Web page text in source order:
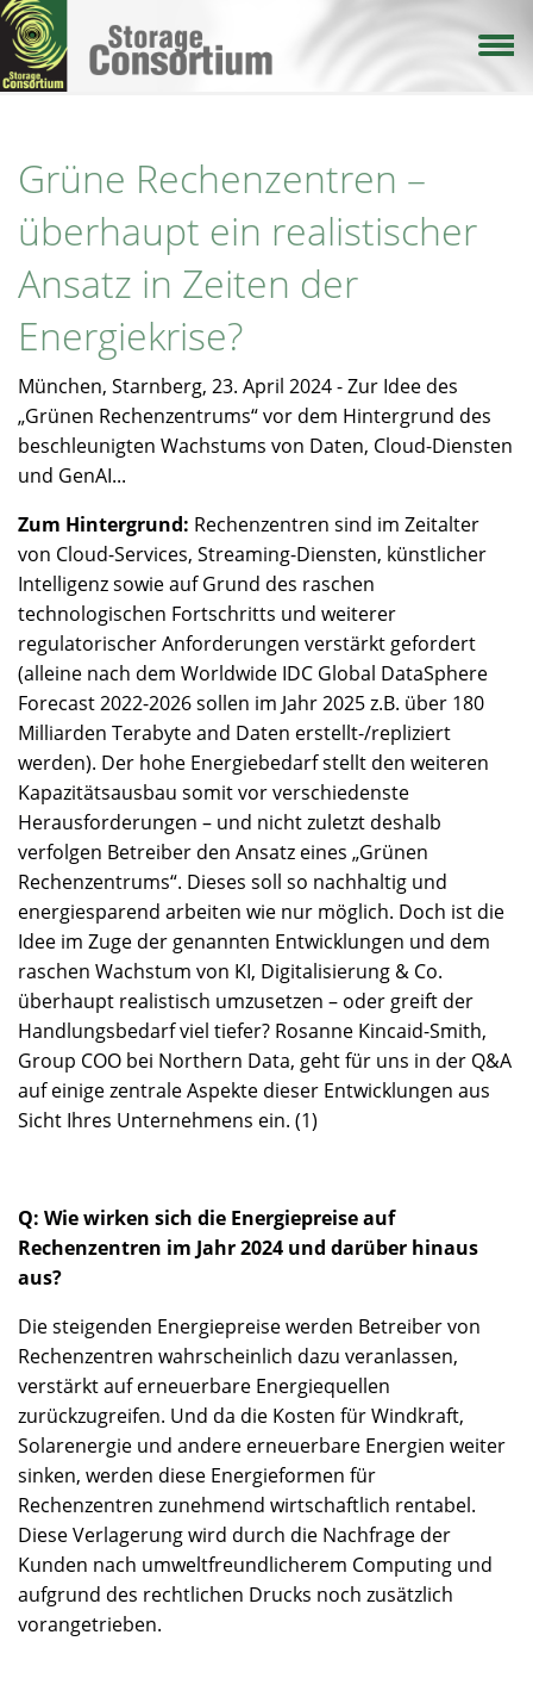
Direkt
zum
Inhalt
Grüne Rechenzentren –
überhaupt ein realistischer
Ansatz in Zeiten der
Energiekrise?
München, Starnberg, 23. April 2024 - Zur Idee des
„Grünen Rechenzentrums“ vor dem Hintergrund des
beschleunigten Wachstums von Daten, Cloud-Diensten
und GenAI...
Zum Hintergrund: Rechenzentren sind im Zeitalter
von Cloud-Services, Streaming-Diensten, künstlicher
Intelligenz sowie auf Grund des raschen
technologischen Fortschritts und weiterer
regulatorischer Anforderungen verstärkt gefordert
(alleine nach dem Worldwide IDC Global DataSphere
Forecast 2022-2026 sollen im Jahr 2025 z.B. über 180
Milliarden Terabyte and Daten erstellt-/repliziert
werden). Der hohe Energiebedarf stellt den weiteren
Kapazitätsausbau somit vor verschiedenste
Herausforderungen – und nicht zuletzt deshalb
verfolgen Betreiber den Ansatz eines „Grünen
Rechenzentrums“. Dieses soll so nachhaltig und
energiesparend arbeiten wie nur möglich. Doch ist die
Idee im Zuge der genannten Entwicklungen und dem
raschen Wachstum von KI, Digitalisierung & Co.
überhaupt realistisch umzusetzen – oder greift der
Handlungsbedarf viel tiefer? Rosanne Kincaid-Smith,
Group COO bei Northern Data, geht für uns in der Q&A
auf einige zentrale Aspekte dieser Entwicklungen aus
Sicht Ihres Unternehmens ein. (1)
Q: Wie wirken sich die Energiepreise auf
Rechenzentren im Jahr 2024 und darüber hinaus
aus?
Die steigenden Energiepreise werden Betreiber von
Rechenzentren wahrscheinlich dazu veranlassen,
verstärkt auf erneuerbare Energiequellen
zurückzugreifen. Und da die Kosten für Windkraft,
Solarenergie und andere erneuerbare Energien weiter
sinken, werden diese Energieformen für
Rechenzentren zunehmend wirtschaftlich rentabel.
Diese Verlagerung wird durch die Nachfrage der
Kunden nach umweltfreundlicherem Computing und
aufgrund des rechtlichen Drucks noch zusätzlich
vorangetrieben.